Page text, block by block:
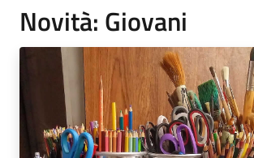
Novità: Giovani